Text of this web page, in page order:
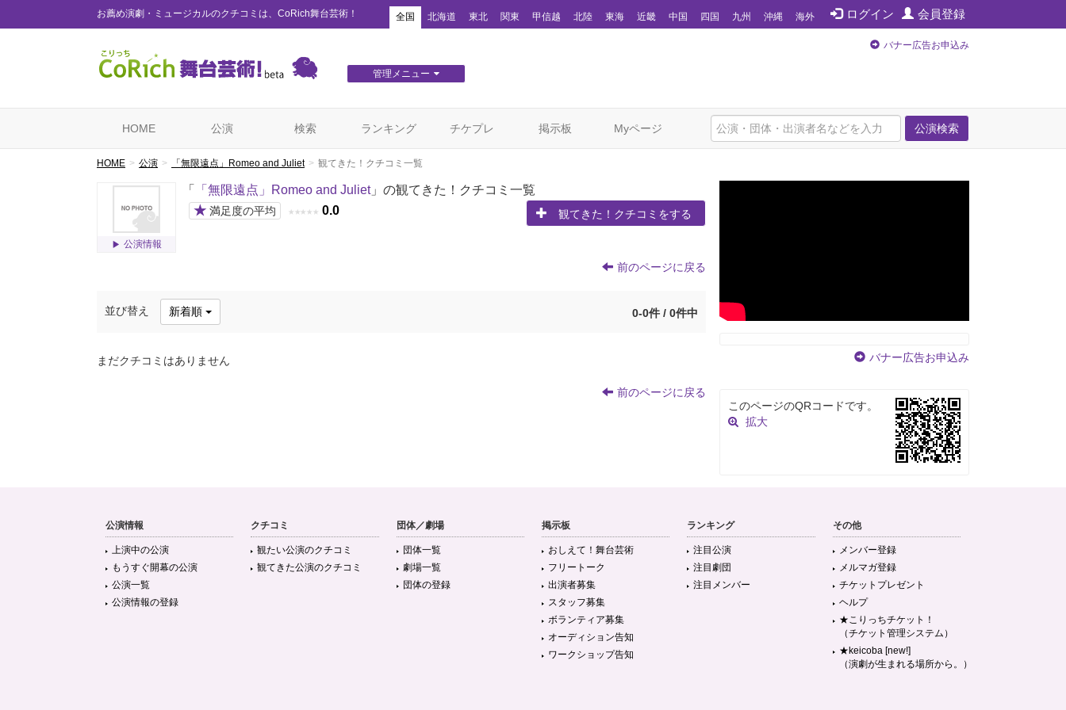
お薦め演劇・ミュージカルのクチコミは、CoRich舞台芸術！ ログイン 会員登録
全国 北海道 東北 関東 甲信越 北陸 東海 近畿 中国 四国 九州 沖縄 海外
管理メニュー
バナー広告お申込み
公演検索
HOME 公演 検索 ランキング チケプレ 掲示板 Myページ
HOME 公演 「無限遠点」Romeo and Juliet 観てきた！クチコミ一覧
公演情報
「 「無限遠点」Romeo and Juliet」の観てきた！クチコミ一覧
★ 満足度の平均 ★ ★ ★ ★ ★ 0.0 観てきた！クチコミをする
前のページに戻る
並び替え 新着順 0-0件 / 0件中
まだクチコミはありません
前のページに戻る
バナー広告お申込み
このページのQRコードです。
拡大
公演情報
上演中の公演
もうすぐ開幕の公演
公演一覧
公演情報の登録
クチコミ
観たい公演のクチコミ
観てきた公演のクチコミ
団体／劇場
団体一覧
劇場一覧
団体の登録
掲示板
おしえて！舞台芸術
フリートーク
出演者募集
スタッフ募集
ボランティア募集
オーディション告知
ワークショップ告知
ランキング
注目公演
注目劇団
注目メンバー
その他
メンバー登録
メルマガ登録
チケットプレゼント
ヘルプ
★こりっちチケット！
（チケット管理システム）
★keicoba [new!]
（演劇が生まれる場所から。）